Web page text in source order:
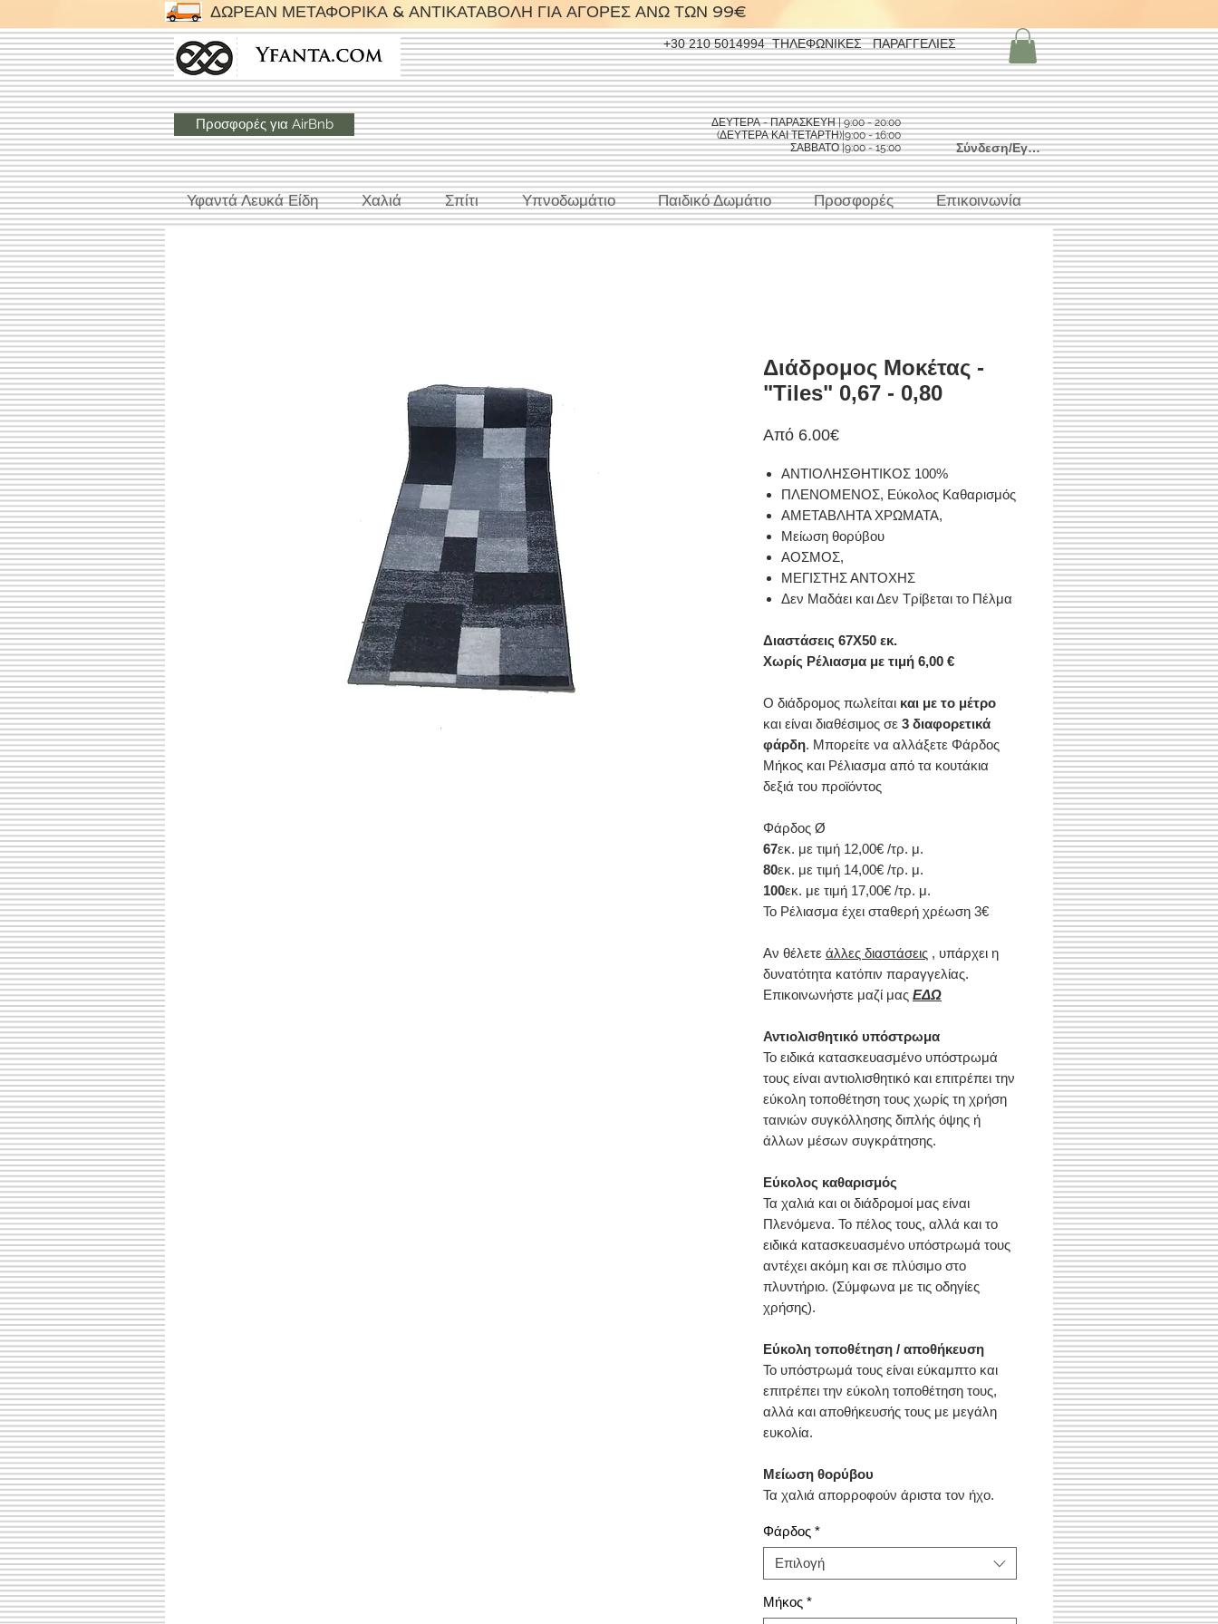
ΔΩΡΕΑΝ ΜΕΤΑΦΟΡΙΚΑ & ΑΝΤΙΚΑΤΑΒΟΛΗ ΓΙΑ ΑΓΟΡΕΣ ΑΝΩ ΤΩΝ 99€
+30 210 5014994 ΤΗΛΕΦΩΝΙΚΕΣ ΠΑΡΑΓΓΕΛΙΕΣ
Προσφορές για AirBnb
ΔΕΥΤΕΡΑ - ΠΑΡΑΣΚΕΥΗ | 9:00 - 20:00
(ΔΕΥΤΕΡΑ ΚΑΙ ΤΕΤΑΡΤΗ)|9:00 - 16:00
ΣΑΒΒΑΤΟ |9:00 - 15:00
Σύνδεση/Εγγραφή
Υφαντά Λευκά Είδη Χαλιά Σπίτι Υπνοδωμάτιο Παιδικό Δωμάτιο Προσφορές Επικοινωνία
Διάδρομος Μοκέτας -
"Tiles" 0,67 - 0,80
Από 6.00€Τιμή
ΑΝΤΙΟΛΗΣΘΗΤΙΚΟΣ 100%
ΠΛΕΝΟΜΕΝΟΣ, Εύκολος Kαθαρισμός
ΑΜΕΤΑΒΛΗΤΑ ΧΡΩΜΑΤΑ,
Μείωση θορύβου
ΑΟΣΜΟΣ,
ΜΕΓΙΣΤΗΣ ΑΝΤΟΧΗΣ
Δεν Μαδάει και Δεν Τρίβεται το Πέλμα
Διαστάσεις 67X50 εκ.
Χωρίς Ρέλιασμα με τιμή 6,00 €
Ο διάδρομος πωλείται και με το μέτρο
και είναι διαθέσιμος σε 3 διαφορετικά
φάρδη. Μπορείτε να αλλάξετε Φάρδος
Μήκος και Ρέλιασμα από τα κουτάκια
δεξιά του προϊόντος
Φάρδος Ø
67εκ. με τιμή 12,00€ /τρ. μ.
80εκ. με τιμή 14,00€ /τρ. μ.
100εκ. με τιμή 17,00€ /τρ. μ.
Το Ρέλιασμα έχει σταθερή χρέωση 3€
Αν θέλετε άλλες διαστάσεις , υπάρχει η
δυνατότητα κατόπιν παραγγελίας.
Επικοινωνήστε μαζί μας ΕΔΩ
Αντιολισθητικό υπόστρωμα
Το ειδικά κατασκευασμένο υπόστρωμά
τους είναι αντιολισθητικό και επιτρέπει την
εύκολη τοποθέτηση τους χωρίς τη χρήση
ταινιών συγκόλλησης διπλής όψης ή
άλλων μέσων συγκράτησης.
Εύκολος καθαρισμός
Τα χαλιά και οι διάδρομοί μας είναι
Πλενόμενα. Το πέλος τους, αλλά και το
ειδικά κατασκευασμένο υπόστρωμά τους
αντέχει ακόμη και σε πλύσιμο στο
πλυντήριο. (Σύμφωνα με τις οδηγίες
χρήσης).
Εύκολη τοποθέτηση / αποθήκευση
Το υπόστρωμά τους είναι εύκαμπτο και
επιτρέπει την εύκολη τοποθέτηση τους,
αλλά και αποθήκευσής τους με μεγάλη
ευκολία.
Μείωση θορύβου
Τα χαλιά απορροφούν άριστα τον ήχο.
μειώσουν ουσιαστικά το επίπεδο θορύβου
σε σχέση με το γυμνό δάπεδο.
Μεγάλη αντοχή
Λόγω της εξολοκλήρου κάθετης
Φάρδος *
Επιλογή
Μήκος *